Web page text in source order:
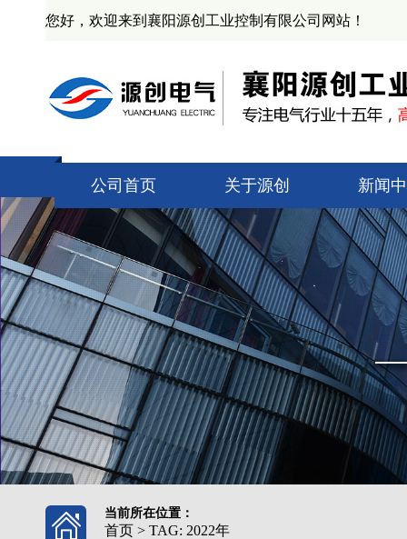
您好，欢迎来到襄阳源创工业控制有限公司网站！
公司首页 关于源创
公司简介
资质证书
产业基地
企业文化
新闻
技术
源创
业界
当前所在位置：
首页 > TAG: 2022年